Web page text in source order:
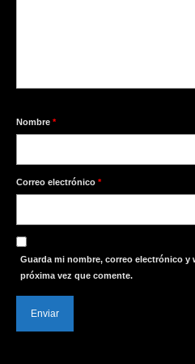
Nombre *
Correo electrónico *
Guarda mi nombre, correo electrónico y
próxima vez que comente.